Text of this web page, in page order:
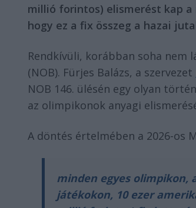
millió forintos) elismerést kap
hogy ez a fix összeg a hazai
Rendkívüli, korábban soha
(NOB). Fürjes Balázs, a szervezet
NOB 146. ülésén egy olyan
az olimpikonok anyagi
A döntés értelmében a 2026-os
minden egyes olimpikon,
játékokon, 10 ezer